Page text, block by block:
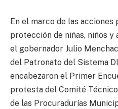
En el marco de las
protección de niñas, niños y
el gobernador Julio
del Patronato del Sistema
encabezaron el Primer
protesta del Comité
de las Procuradurías